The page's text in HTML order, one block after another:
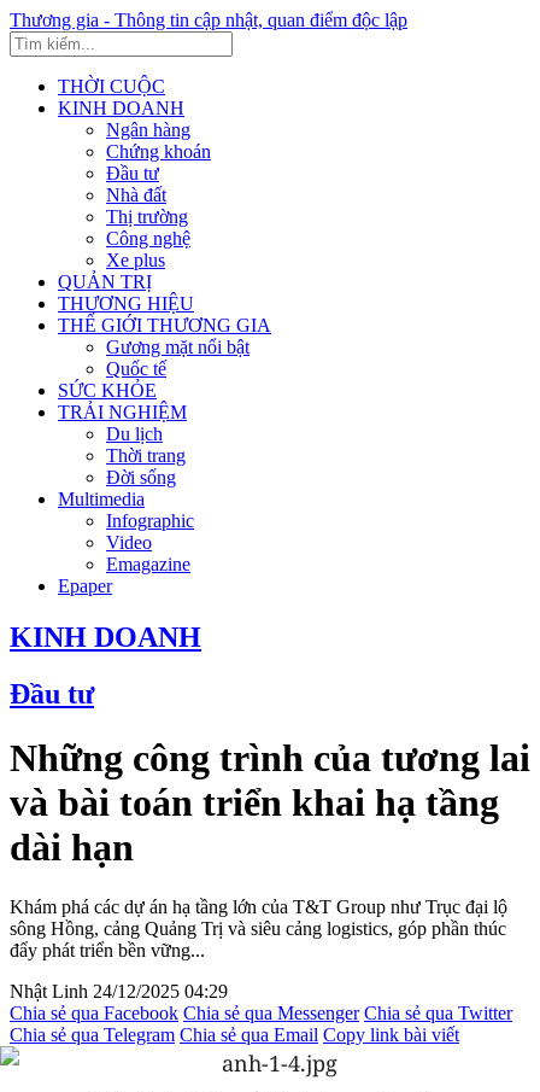
Thương gia - Thông tin cập nhật, quan điểm độc lập
THỜI CUỘC
KINH DOANH
Ngân hàng
Chứng khoán
Đầu tư
Nhà đất
Thị trường
Công nghệ
Xe plus
QUẢN TRỊ
THƯƠNG HIỆU
THẾ GIỚI THƯƠNG GIA
Gương mặt nổi bật
Quốc tế
SỨC KHỎE
TRẢI NGHIỆM
Du lịch
Thời trang
Đời sống
Multimedia
Infographic
Video
Emagazine
Epaper
KINH DOANH
Đầu tư
Những công trình của tương lai
và bài toán triển khai hạ tầng
dài hạn
Khám phá các dự án hạ tầng lớn của T&T Group như Trục đại lộ
sông Hồng, cảng Quảng Trị và siêu cảng logistics, góp phần thúc
đẩy phát triển bền vững...
Nhật Linh 24/12/2025 04:29
Chia sẻ qua Facebook Chia sẻ qua Messenger Chia sẻ qua Twitter
Chia sẻ qua Telegram Chia sẻ qua Email Copy link bài viết